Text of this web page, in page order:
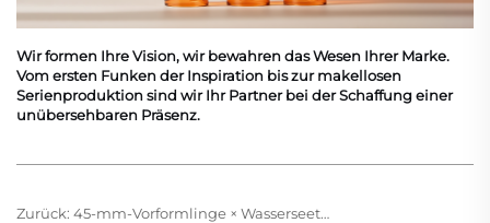
Wir formen Ihre Vision, wir bewahren das Wesen Ihrer Marke.
Vom ersten Funken der Inspiration bis zur makellosen
Serienproduktion sind wir Ihr Partner bei der Schaffung einer
unübersehbaren Präsenz.
Zurück: 45-mm-Vorformlinge × Wasserseetürkis: Die präzise Umsetzung und marktliche Validierung einer exklusiven Farbe einer Marke